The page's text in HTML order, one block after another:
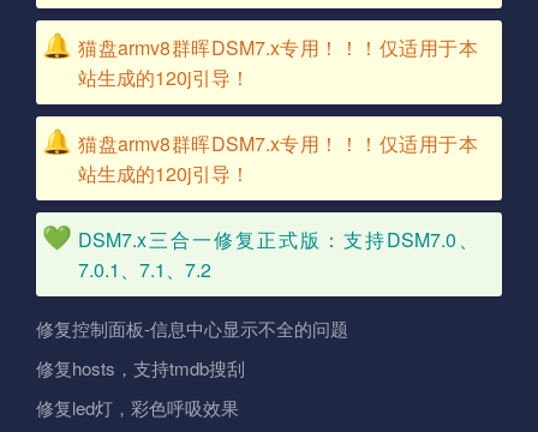
猫盘armv8群晖DSM7.x专用！！！仅适用于本
站生成的120j引导！
猫盘armv8群晖DSM7.x专用！！！仅适用于本
站生成的120j引导！
DSM7.x三合一修复正式版：支持DSM7.0、
7.0.1、7.1、7.2
修复控制面板-信息中心显示不全的问题
修复hosts，支持tmdb搜刮
修复led灯，彩色呼吸效果